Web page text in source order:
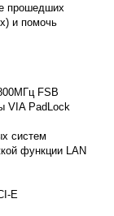
прошедших
и помочь
FSB
VIA PadLock
систем
функции LAN
E